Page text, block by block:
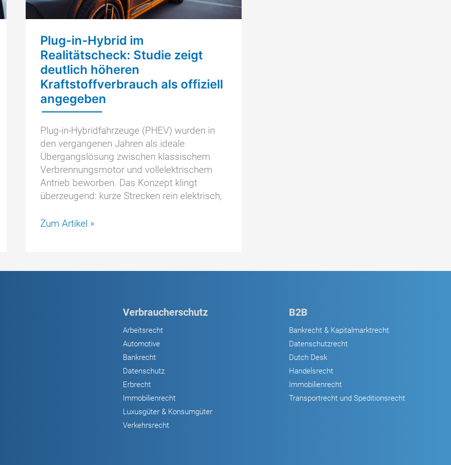
Plug-in-Hybrid im
Realitätscheck: Studie zeigt
deutlich höheren
Kraftstoffverbrauch als offiziell
angegeben
Plug-in-Hybridfahrzeuge (PHEV) wurden in
den vergangenen Jahren als ideale
Übergangslösung zwischen klassischem
Verbrennungsmotor und vollelektrischem
Antrieb beworben. Das Konzept klingt
überzeugend: kurze Strecken rein elektrisch,
Plug-
Zum Artikel »
Verbraucherschutz
Arbeitsrecht
Automotive
Bankrecht
Datenschutz
Erbrecht
Immobilienrecht
Luxusgüter & Konsumgüter
Verkehrsrecht
B2B
Bankrecht & Kapitalmarktrecht
Datenschutzrecht
Dutch Desk
Handelsrecht
Immobilienrecht
Transportrecht und Speditionsrecht